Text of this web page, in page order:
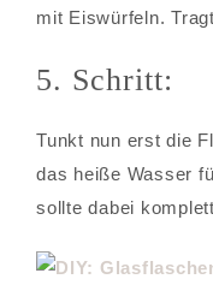
mit Eiswürfeln.
5. Schritt:
Tunkt nun erst die
das heiße Wasser
sollte dabei